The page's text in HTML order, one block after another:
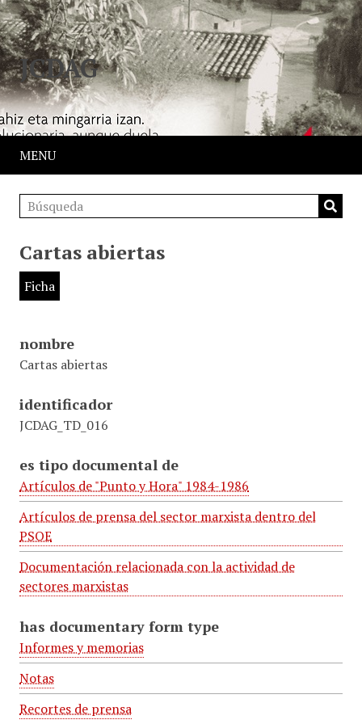
JCDAG
MENU
Cartas abiertas
Ficha
nombre
Cartas abiertas
identificador
JCDAG_TD_016
es tipo documental de
Artículos de "Punto y Hora" 1984-1986
Artículos de prensa del sector marxista dentro del
PSOE
Documentación relacionada con la actividad de
sectores marxistas
has documentary form type
Informes y memorias
Notas
Recortes de prensa